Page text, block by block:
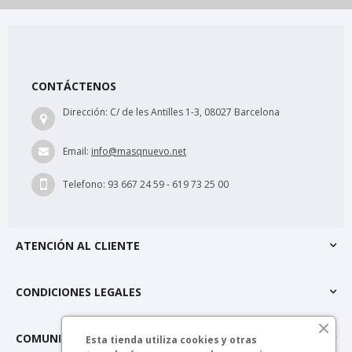
CONTÁCTENOS
Dirección: C/ de les Antilles 1-3, 08027 Barcelona
Email: info@masqnuevo.net
Telefono: 93 667 24 59 - 619 73 25 00
ATENCIÓN AL CLIENTE
CONDICIONES LEGALES
COMUNIDAD MÁSQNUEVOEsta tienda utiliza cookies y otras